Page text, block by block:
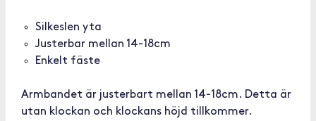
Silkeslen yta
Justerbar mellan 14-18cm
Enkelt fäste
Armbandet är justerbart mellan 14-18cm. Detta är
utan klockan och klockans höjd tillkommer.